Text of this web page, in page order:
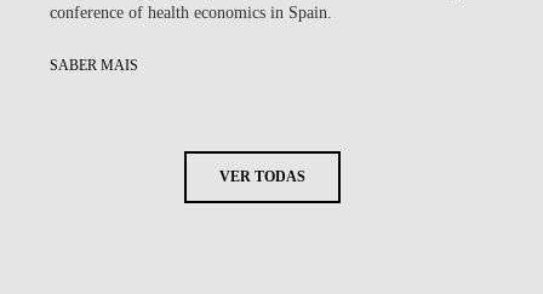
conference of health economics in Spain.
SABER MAIS
VER TODAS